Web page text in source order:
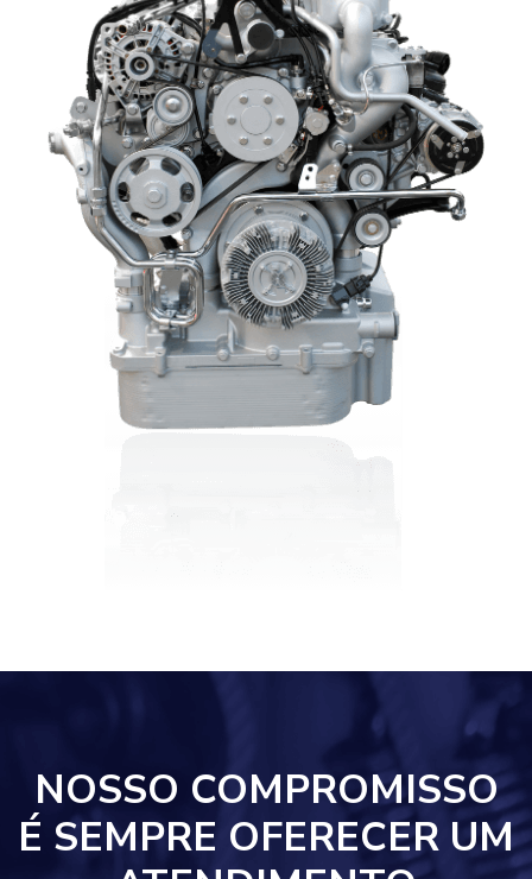
NOSSO COMPROMISSO
É SEMPRE OFERECER UM